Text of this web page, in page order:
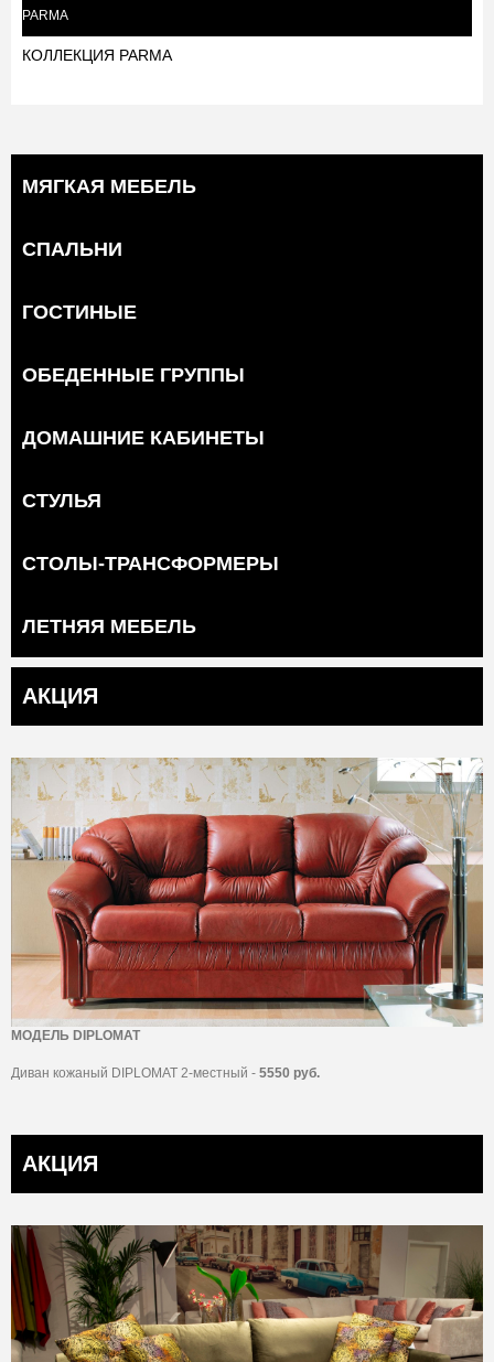
PARMA
КОЛЛЕКЦИЯ PARMA
МЯГКАЯ МЕБЕЛЬ
СПАЛЬНИ
ГОСТИНЫЕ
ОБЕДЕННЫЕ ГРУППЫ
ДОМАШНИЕ КАБИНЕТЫ
СТУЛЬЯ
СТОЛЫ-ТРАНСФОРМЕРЫ
ЛЕТНЯЯ МЕБЕЛЬ
АКЦИЯ
МОДЕЛЬ DIPLOMAT
Диван кожаный DIPLOMAT 2-местный - 5550 руб.
АКЦИЯ